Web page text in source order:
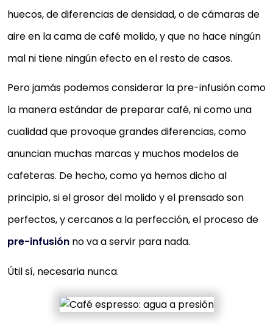
huecos, de diferencias de densidad, o de cámaras de
aire en la cama de café molido, y que no hace ningún
mal ni tiene ningún efecto en el resto de casos.
Pero jamás podemos considerar la pre-infusión como
la manera estándar de preparar café, ni como una
cualidad que provoque grandes diferencias, como
anuncian muchas marcas y muchos modelos de
cafeteras. De hecho, como ya hemos dicho al
principio, si el grosor del molido y el prensado son
perfectos, y cercanos a la perfección, el proceso de
pre-infusión no va a servir para nada.
Útil sí, necesaria nunca.